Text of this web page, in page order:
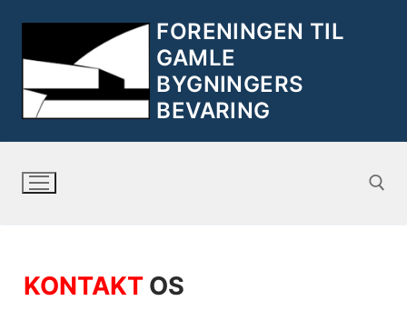
FORENINGEN TIL
GAMLE
BYGNINGERS
BEVARING
KONTAKT OS